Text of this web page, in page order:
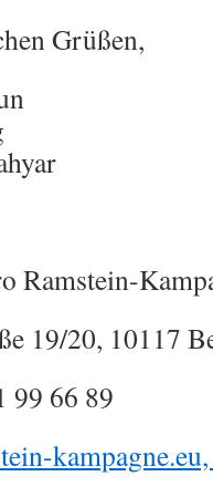
Grüßen,
Ramstein-
19/20, 10117
99 66 89